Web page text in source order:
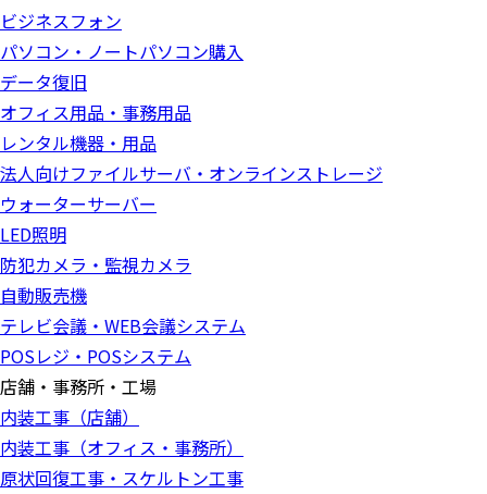
ビジネスフォン
パソコン・ノートパソコン購入
データ復旧
オフィス用品・事務用品
レンタル機器・用品
法人向けファイルサーバ・オンラインストレージ
ウォーターサーバー
LED照明
防犯カメラ・監視カメラ
自動販売機
テレビ会議・WEB会議システム
POSレジ・POSシステム
店舗・事務所・工場
内装工事（店舗）
内装工事（オフィス・事務所）
原状回復工事・スケルトン工事